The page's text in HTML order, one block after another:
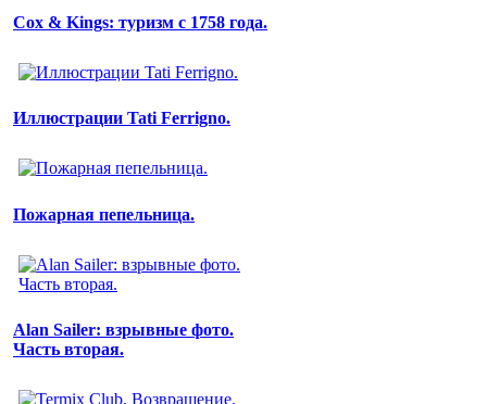
Cox & Kings: туризм с 1758 года.
Иллюстрации Tati Ferrigno.
Пожарная пепельница.
Alan Sailer: взрывные фото.
Часть вторая.